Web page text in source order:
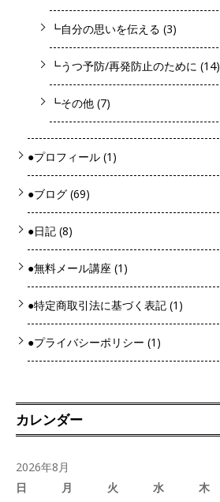
┗自分の思いを伝える (3)
┗うつ予防/再発防止のために (14)
┗その他 (7)
●プロフィール (1)
●ブログ (69)
●日記 (8)
●無料メール講座 (1)
●特定商取引法に基づく表記 (1)
●プライバシーポリシー (1)
カレンダー
2026年8月
日
月 火 水 木